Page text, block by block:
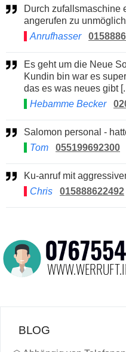
Durch zufallsmaschine eine nicht gelistete rufnummer
angerufen zu
Anrufhasser
Es geht um die Neue Software von Hebrech da ich dort
Kundin bin war es
das es was neues gibt
Hebamme Becker
Salomon personal -
Tom
055199692300
Ku-anruf mit
Chris
015888622492
BLOG